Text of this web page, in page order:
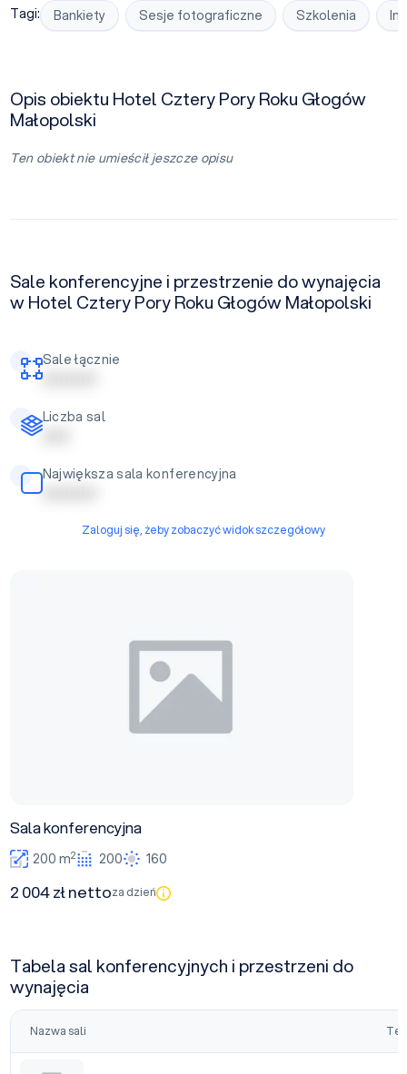
Tagi: Bankiety Sesje fotograficzne Szkolenia
Opis obiektu Hotel Cztery Pory Roku Głogów
Małopolski
Ten obiekt nie umieścił jeszcze opisu
Sale konferencyjne i przestrzenie do wynajęcia
w Hotel Cztery Pory Roku Głogów Małopolski
Sale łącznie
| | | | | | | | | |
Liczba sal
| | | | |
Największa sala konferencyjna
| | | | | | | | | |
Zaloguj się, żeby zobaczyć widok szczegółowy
Sala konferencyjna
200 m2 200 160
2 004 zł nettoza dzień
Tabela sal konferencyjnych i przestrzeni do
wynajęcia
Nazwa sali
Sala konferencyjna